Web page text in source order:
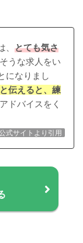
とても気さ
うな求人をい
になりまし
伝えると、練
ドバイスをく
式サイトより引用